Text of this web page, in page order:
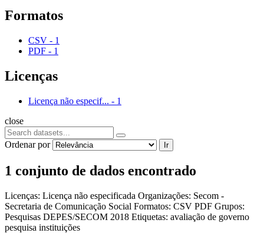
Formatos
CSV - 1
PDF - 1
Licenças
Licença não especif... - 1
close
Ordenar por Ir
1 conjunto de dados encontrado
Licenças: Licença não especificada Organizações: Secom -
Secretaria de Comunicação Social Formatos: CSV PDF Grupos:
Pesquisas DEPES/SECOM 2018 Etiquetas: avaliação de governo
pesquisa instituições